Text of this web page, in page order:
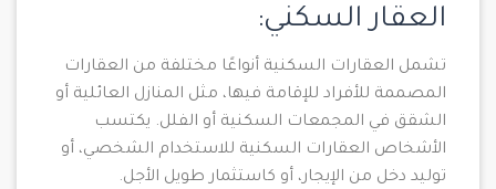
العقار السكني:
تشمل العقارات السكنية أنواعًا مختلفة من العقارات
المصممة للأفراد للإقامة فيها، مثل المنازل العائلية أو
الشقق في المجمعات السكنية أو الفلل. يكتسب
الأشخاص العقارات السكنية للاستخدام الشخصي، أو
توليد دخل من الإيجار، أو كاستثمار طويل الأجل.